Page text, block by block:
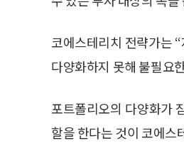
코에스테리치 전략가는
다양화하지 못해 불필요
포트폴리오의 다양화가
할을 한다는 것이 코에스